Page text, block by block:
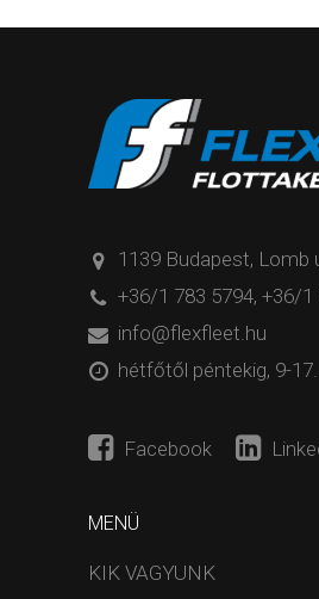
1139 Budapest, Lomb
+36/1 783 5794, +36/1
info@flexfleet.hu
hétfőtől péntekig, 9-17.
Facebook
MENÜ
KIK VAGYUNK